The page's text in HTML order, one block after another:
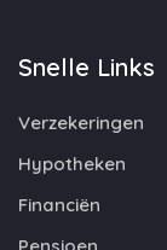
Snelle Links
Verzekeringen
Hypotheken
Financiën